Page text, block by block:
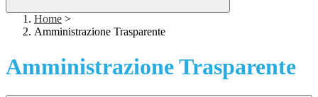
Home >
Amministrazione Trasparente
Amministrazione Trasparente